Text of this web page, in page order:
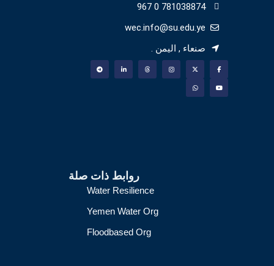
781038874 0 967
wec.info@su.edu.ye
صنعاء , اليمن .
روابط ذات صلة
Water Resilience
Yemen Water Org
Floodbased Org